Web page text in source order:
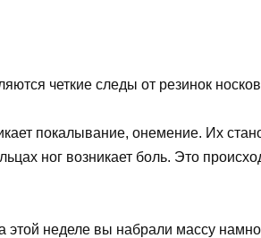
четкие следы от резинок
покалывание, онемение. Их
ног возникает боль. Это
этой неделе вы набрали массу